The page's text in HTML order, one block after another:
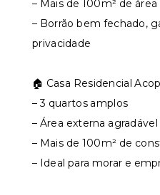
– Mais de 100m² de
– Borrão bem fechado,
privacidade
🏠 Casa Residencial
– 3 quartos amplos
– Área externa agradável
– Mais de 100m² de
– Ideal para morar e